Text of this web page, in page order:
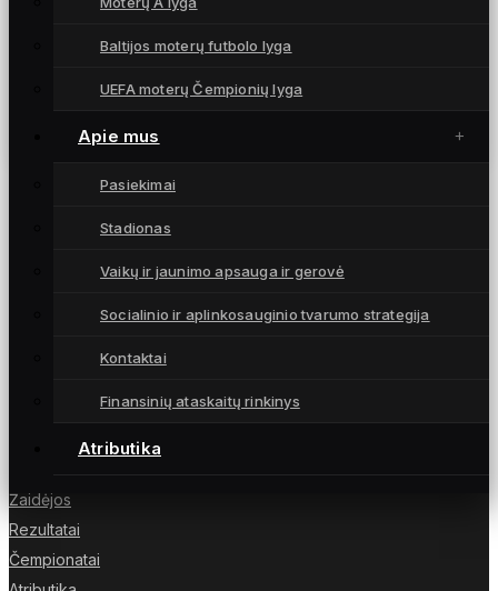
Baltijos moterų futbolo lyga
UEFA moterų Čempionių lyga
Apie mus
Pasiekimai
Stadionas
Vaikų ir jaunimo apsauga ir gerovė
Socialinio ir aplinkosauginio tvarumo strategija
Kontaktai
Finansinių ataskaitų rinkinys
Atributika
Moterų futbolas ir vėl paliktas užribyje
9 gruodžio, 2022
Moterų futbolo klubas „Gintra“ – daugkartinės
Lietuvai UEFA moterų Čempionių lygoje.
Žaidėjos
Rezultatai
Čempionatai